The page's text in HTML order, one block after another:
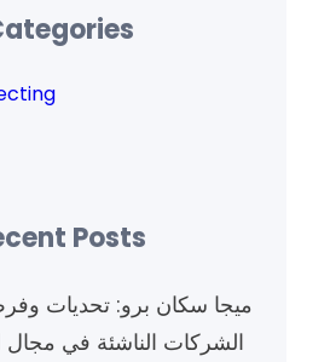
Posts
ميجا سكان برو: تحديات
الشركات الناشئة في مجال